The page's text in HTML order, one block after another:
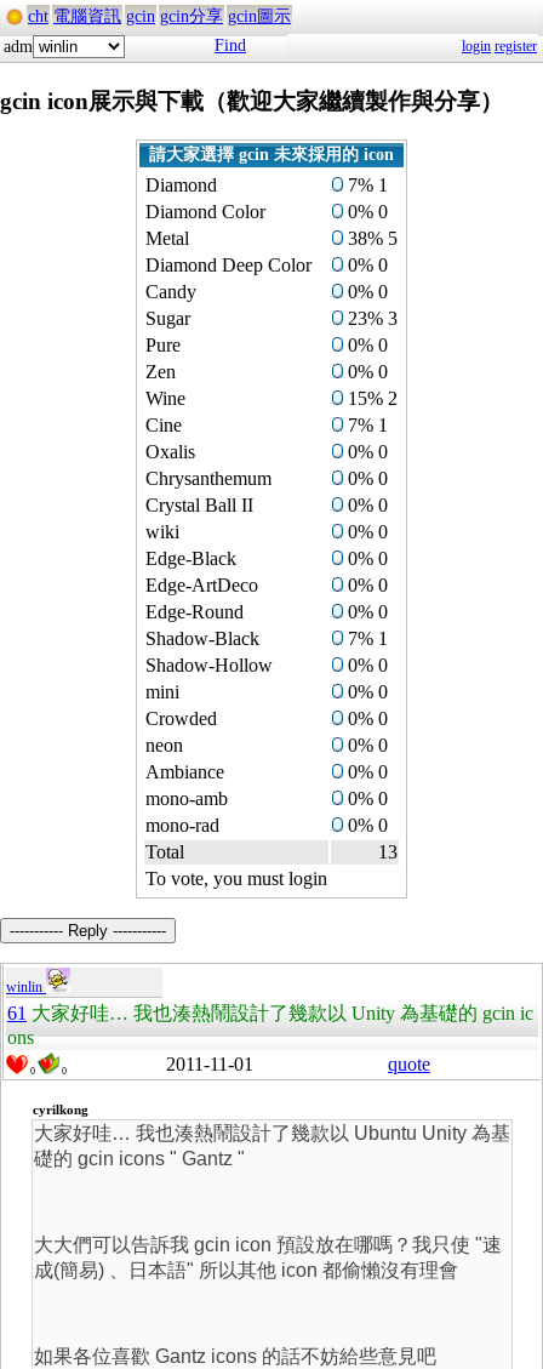
cht 電腦資訊 gcin gcin分享 gcin圖示
adm
Find login register
gcin icon展示與下載（歡迎大家繼續製作與分享）
請大家選擇 gcin 未來採用的 icon
Diamond
7% 1
Diamond Color
0% 0
Metal
38% 5
Diamond Deep Color
0% 0
Candy
0% 0
Sugar
23% 3
Pure
0% 0
Zen
0% 0
Wine
15% 2
Cine
7% 1
Oxalis
0% 0
Chrysanthemum
0% 0
Crystal Ball II
0% 0
wiki
0% 0
Edge-Black
0% 0
Edge-ArtDeco
0% 0
Edge-Round
0% 0
Shadow-Black
7% 1
Shadow-Hollow
0% 0
mini
0% 0
Crowded
0% 0
neon
0% 0
Ambiance
0% 0
mono-amb
0% 0
mono-rad
0% 0
Total
13
To vote, you must login
----------- Reply -----------
winlin
61 大家好哇… 我也湊熱鬧設計了幾款以 Unity 為基礎的 gcin ic
ons
0 0 2011-11-01 quote
cyrilkong
大家好哇… 我也湊熱鬧設計了幾款以 Ubuntu Unity 為基
礎的 gcin icons " Gantz "
大大們可以告訴我 gcin icon 預設放在哪嗎？我只使 "速
成(簡易) 、日本語" 所以其他 icon 都偷懶沒有理會
如果各位喜歡 Gantz icons 的話不妨給些意見吧